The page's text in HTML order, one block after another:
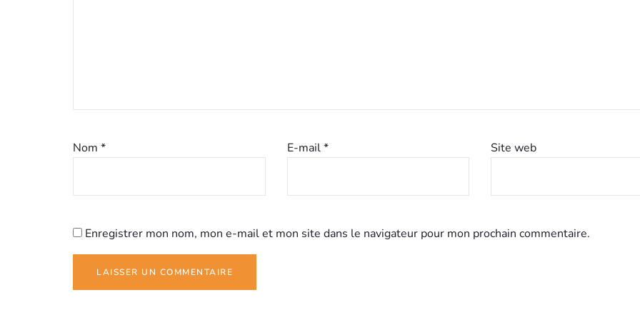
Nom * E-mail* Site web
Enregistrer mon nom, mon e-mail et mon site dans le navigateur pour mon prochain commentaire.